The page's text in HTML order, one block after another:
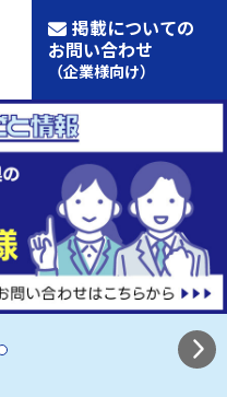
掲載についての
お問い合わせ
（企業様向け）